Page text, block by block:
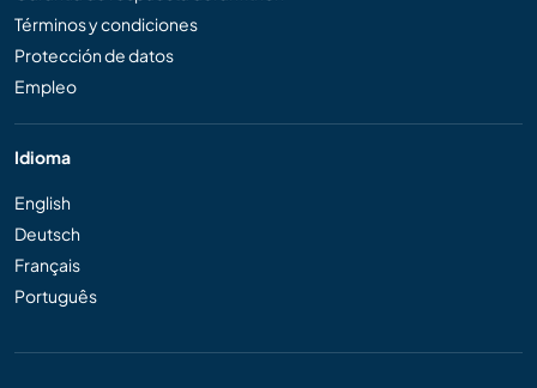
Términos y condiciones
Protección de datos
Empleo
Idioma
English
Deutsch
Français
Português